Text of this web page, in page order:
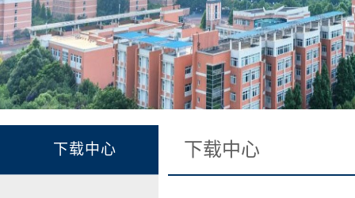
下载中心 下载中心